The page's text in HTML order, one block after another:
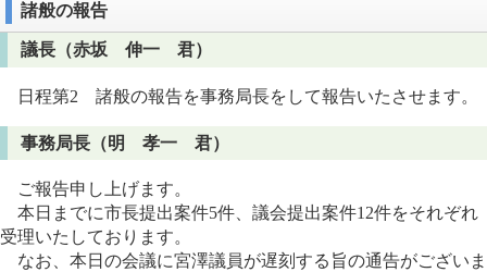
諸般の報告
議長（赤坂 伸一 君）
日程第2 諸般の報告を事務局長をして報告いたさせます。
事務局長（明 孝一 君）
ご報告申し上げます。
本日までに市長提出案件5件、議会提出案件12件をそれぞれ
受理いたしております。
なお、本日の会議に宮澤議員が遅刻する旨の通告がございま